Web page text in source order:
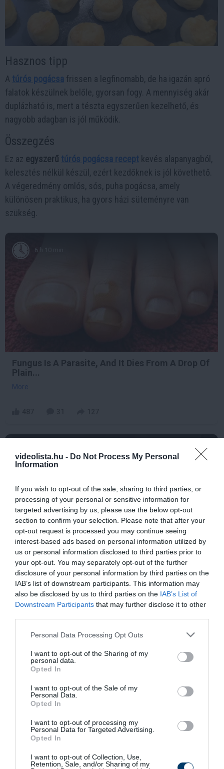
videolista.hu - Do Not Process My Personal
Information
If you wish to opt-out of the sale, sharing to third parties, or
processing of your personal or sensitive information for
targeted advertising by us, please use the below opt-out
section to confirm your selection. Please note that after your
opt-out request is processed you may continue seeing
interest-based ads based on personal information utilized by
us or personal information disclosed to third parties prior to
your opt-out. You may separately opt-out of the further
disclosure of your personal information by third parties on the
IAB’s list of downstream participants. This information may
also be disclosed by us to third parties on the IAB’s List of
Downstream Participants that may further disclose it to other
Please note that this website/app uses one or more Google
not limited to your visit or usage behaviour. You may click to
grant or deny consent to Google and its third-party tags to
use your data for below specified purposes in below Google
consent section.
Personal Data Processing Opt Outs
I want to opt-out of the Sharing of my
personal data.
Opted In
I want to opt-out of the Sale of my
Personal Data.
Opted In
I want to opt-out of processing my
Personal Data for Targeted Advertising.
Opted In
I want to opt-out of Collection, Use,
Retention, Sale, and/or Sharing of my
Hasznos tipp
A túrós pogácsa frissen a legfinomabb, de ha igazán apró
falatok készülnek belőle, gyorsan fogy. A mennyiség akár
duplázható is, mert a tészta egyszerűen kezelhető, és
nagyobb adagban is jól működik.
Összegzés
Ez az egyszerű túrós pogácsa recept kevés alapanyagból,
kelesztés nélkül készül, ezért kezdőknek is jól követhető.
A végeredmény omlós, sós, puha pogácsa, amely
különösen praktikus, ha gyors házi süteményre van
szükség.
6 h 10 min
Fungus Is A Parasite, And It Dies From A Drop Of
Plain...
More
30 min
This Simple Trick Removes All Parasites From
Your Body!
5 h 5 min